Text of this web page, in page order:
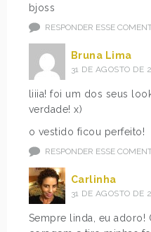
bjoss
RESPONDER ESSE
Bruna Lima
31 DE AGOSTO
liiia! foi um dos seus
verdade! x)
o vestido ficou perfeito!
RESPONDER ESSE
Carlinha
31 DE AGOSTO DE
Sempre linda, eu adoro!